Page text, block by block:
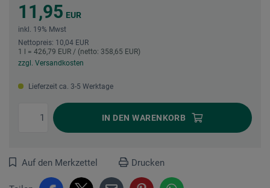
11,95 EUR
inkl. 19% Mwst
Nettopreis: 10,04 EUR
1 l = 426,79 EUR / (netto: 358,65 EUR)
zzgl. Versandkosten
Lieferzeit ca. 3-5 Werktage
IN DEN WARENKORB
Auf den Merkzettel Drucken